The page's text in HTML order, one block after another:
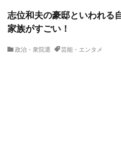
志位和夫の豪邸といわれる
家族がすごい！
政治・衆院選 芸能・エンタメ